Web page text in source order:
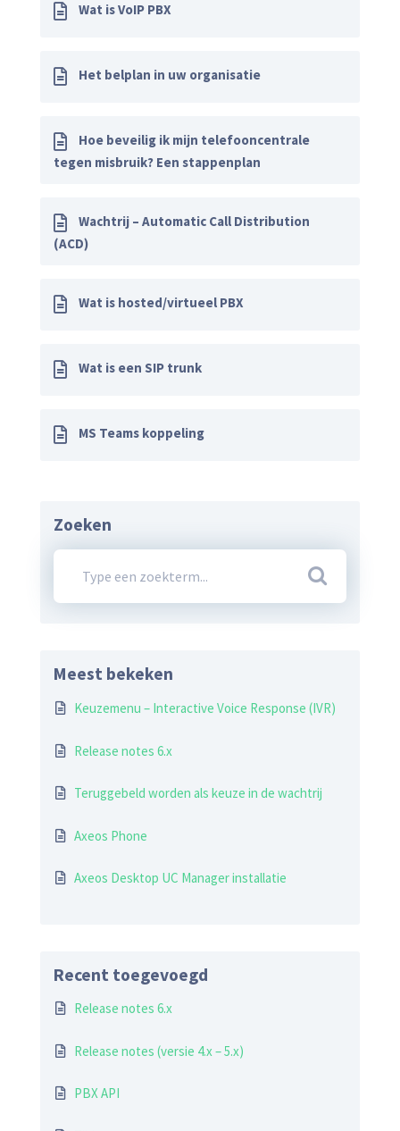
Wat is VoIP PBX
Het belplan in uw organisatie
Hoe beveilig ik mijn telefooncentrale
tegen misbruik? Een stappenplan
Wachtrij – Automatic Call Distribution
(ACD)
Wat is hosted/virtueel PBX
Wat is een SIP trunk
MS Teams koppeling
Zoeken
Meest bekeken
Keuzemenu – Interactive Voice Response (IVR)
Release notes 6.x
Teruggebeld worden als keuze in de wachtrij
Axeos Phone
Axeos Desktop UC Manager installatie
Recent toegevoegd
Release notes 6.x
Release notes (versie 4.x – 5.x)
PBX API